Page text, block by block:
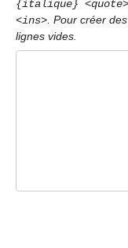
{italique} <quote>
<ins>. Pour créer
lignes vides.